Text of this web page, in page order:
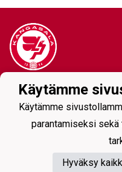
Tietosuojaseloste
Käytämme
Käytämme
parantamiseksi
Hyväksy